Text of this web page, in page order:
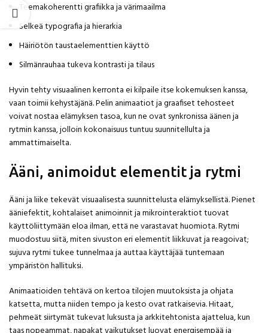
Teemakoherentti grafiikka ja värimaailma
Selkeä typografia ja hierarkia
Häiriötön taustaelementtien käyttö
Silmänrauhaa tukeva kontrasti ja tilaus
Hyvin tehty visuaalinen kerronta ei kilpaile itse kokemuksen kanssa,
vaan toimii kehystäjänä. Pelin animaatiot ja graafiset tehosteet
voivat nostaa elämyksen tasoa, kun ne ovat synkronissa äänen ja
rytmin kanssa, jolloin kokonaisuus tuntuu suunnitellulta ja
ammattimaiselta.
Ääni, animoidut elementit ja rytmi
Ääni ja liike tekevät visuaalisesta suunnittelusta elämyksellistä. Pienet
ääniefektit, kohtalaiset animoinnit ja mikrointeraktiot tuovat
käyttöliittymään eloa ilman, että ne varastavat huomiota. Rytmi
muodostuu siitä, miten sivuston eri elementit liikkuvat ja reagoivat;
sujuva rytmi tukee tunnelmaa ja auttaa käyttäjää tuntemaan
ympäristön hallituksi.
Animaatioiden tehtävä on kertoa tilojen muutoksista ja ohjata
katsetta, mutta niiden tempo ja kesto ovat ratkaisevia. Hitaat,
pehmeät siirtymät tukevat luksusta ja arkkitehtonista ajattelua, kun